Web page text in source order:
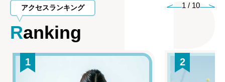
アクセスランキング
Ranking
1 / 10
1 2